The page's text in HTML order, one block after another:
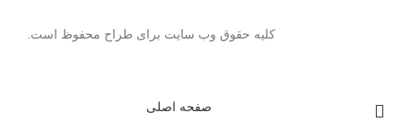
کلیه حقوق وب سایت برای طراح محفوظ است.
صفحه اصلی